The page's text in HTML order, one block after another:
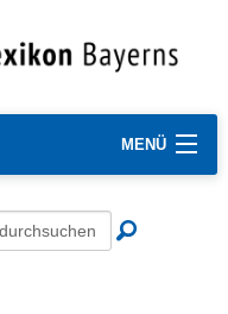
MENÜ